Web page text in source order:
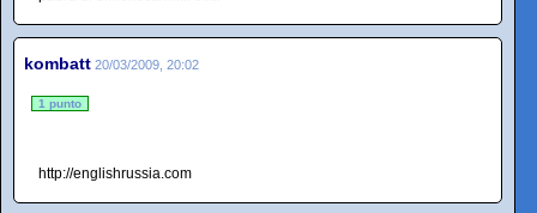
kombatt 20/03/2009, 20:02
1 punto
http://englishrussia.com